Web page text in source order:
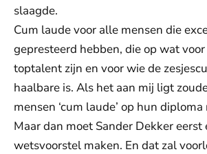
slaagde.
Cum laude voor alle mensen die
gepresteerd hebben, die op wat
toptalent zijn en voor wie de
haalbare is. Als het aan mij ligt
mensen ‘cum laude’ op hun
Maar dan moet Sander Dekker eerst
wetsvoorstel maken. En dat zal